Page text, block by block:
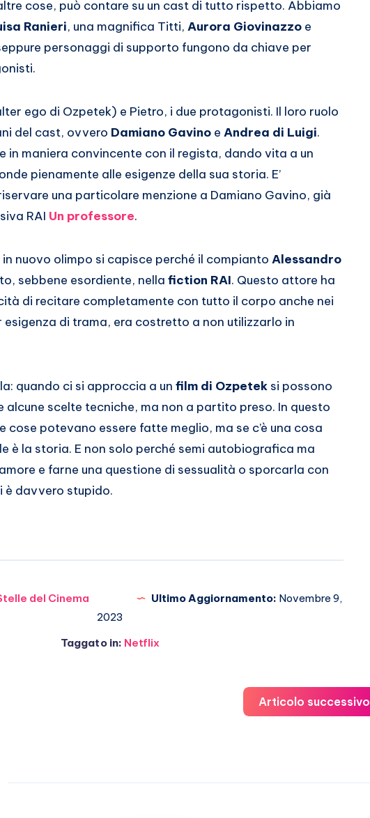
cose, può contare su un cast di tutto rispetto. Abbiamo
Ranieri, una magnifica Titti, Aurora Giovinazzo e
personaggi di supporto fungono da chiave per
ego di Ozpetek) e Pietro, i due protagonisti. Il loro ruolo
del cast, ovvero Damiano Gavino e Andrea di Luigi.
in maniera convincente con il regista, dando vita a un
pienamente alle esigenze della sua storia. E’
una particolare menzione a Damiano Gavino, già
RAI Un professore.
nuovo olimpo si capisce perché il compianto Alessandro
sebbene esordiente, nella fiction RAI. Questo attore ha
di recitare completamente con tutto il corpo anche nei
esigenza di trama, era costretto a non utilizzarlo in
quando ci si approccia a un film di Ozpetek si possono
alcune scelte tecniche, ma non a partito preso. In questo
cose potevano essere fatte meglio, ma se c’è una cosa
è la storia. E non solo perché semi autobiografica ma
e farne una questione di sessualità o sporcarla con
è davvero stupido.
del Cinema Ultimo Aggiornamento: Novembre 9,
2023
Taggato in: Netflix
Articolo successivo